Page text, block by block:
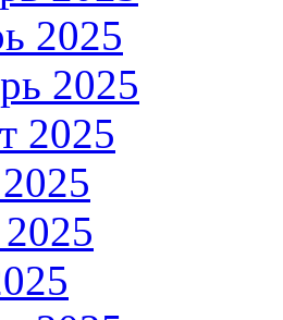
2025
2025
2025